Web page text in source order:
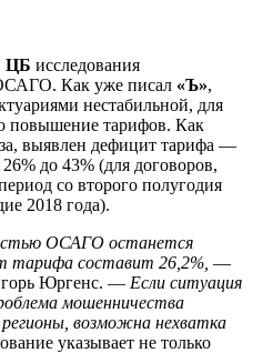
ЦБ исследования
Как уже писал «Ъ»,
нестабильной, для
повышение тарифов. Как
выявлен дефицит тарифа —
до 43% (для договоров,
со второго полугодия
2018 года).
ОСАГО останется
тарифа составит 26,2%, —
Юргенс. — Если ситуация
мошенничества
возможна нехватка
указывает не только